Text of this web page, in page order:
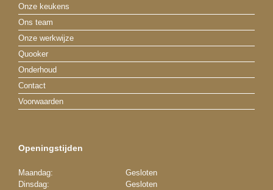
Onze keukens
Ons team
Onze werkwijze
Quooker
Onderhoud
Contact
Voorwaarden
Openingstijden
Maandag:
Gesloten
Dinsdag:
Gesloten